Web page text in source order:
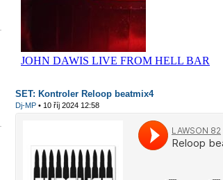
SET: Kontroler Reloop beatmix4
Dj-MP • 10 říj 2024 12:58